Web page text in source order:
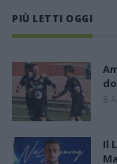
PIÙ LETTI OGGI
8
Il